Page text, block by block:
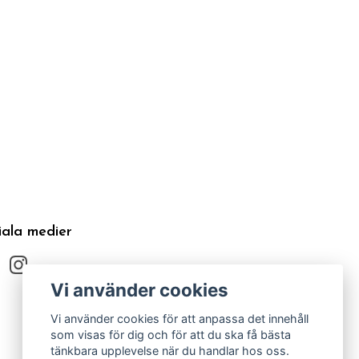
medier
Vi använder cookies
Vi använder cookies för att anpassa det innehåll
som visas för dig och för att du ska få bästa
tänkbara upplevelse när du handlar hos oss.